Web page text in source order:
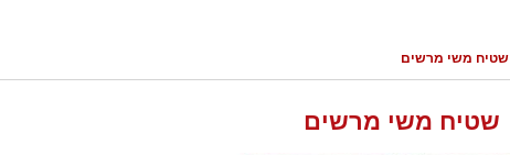
שטיח משי מרשים
שטיח משי מרשים